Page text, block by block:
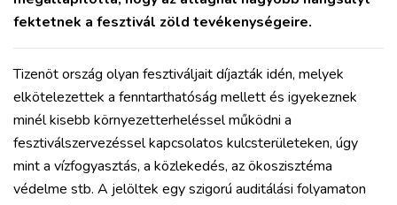
fektetnek a fesztivál zöld tevékenységeire.
Tizenöt ország olyan fesztiváljait díjazták idén, melyek
elkötelezettek a fenntarthatóság mellett és igyekeznek
minél kisebb környezetterheléssel működni a
fesztiválszervezéssel kapcsolatos kulcsterületeken, úgy
mint a vízfogyasztás, a közlekedés, az ökoszisztéma
védelme stb. A jelöltek egy szigorú auditálási folyamaton